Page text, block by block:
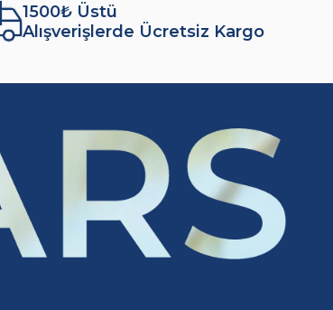
1500₺ Üstü
Alışverişlerde Ücretsiz Kargo